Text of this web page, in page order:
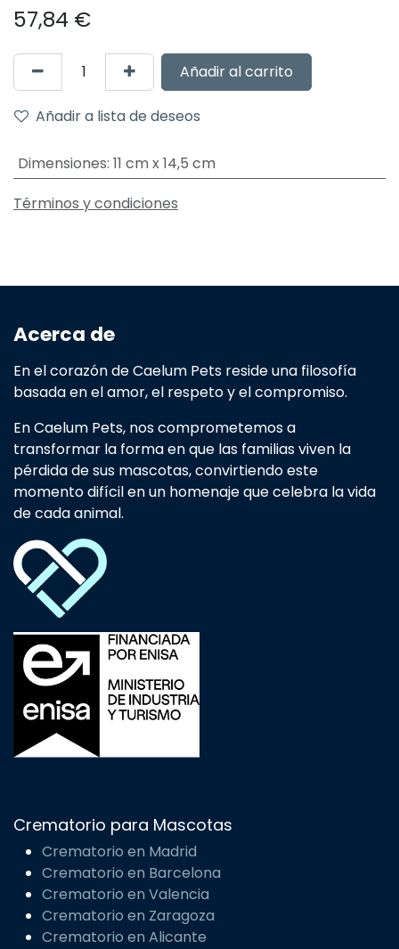
57,84 €
Añadir al carrito
Añadir a lista de deseos
Dimensiones: 11 cm x 14,5 cm
Términos y condiciones
Acerca de
En el corazón de Caelum Pets reside una filosofía
basada en el amor, el respeto y el compromiso.
En Caelum Pets, nos comprometemos a
transformar la forma en que las familias viven la
pérdida de sus mascotas, convirtiendo este
momento difícil en un homenaje que celebra la vida
de cada animal.
Crematorio para Mascotas
Crematorio en Madrid
Crematorio en Barcelona
Crematorio en Valencia
Crematorio en Zaragoza
Crematorio en Alicante